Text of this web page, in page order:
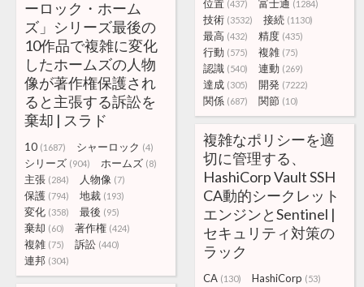
位置 (437) 富士通 (1284)
技術 (3532) 接続 (1130)
最高 (432) 精度 (435)
行動 (575) 複雑 (75)
認識 (540) 連動 (269)
達成 (305) 開発 (7222)
関係 (687) 関節 (10)
ーロック・ホーム
ズ」シリーズ最後の
10作品で複雑に変化
したホームズの人物
像が著作権保護され
ると主張する訴訟を
棄却 | スラド
10 (1687) シャーロック (4)
シリーズ (904) ホームズ (8)
主張 (284) 人物像 (7)
保護 (794) 地裁 (193)
変化 (358) 最後 (95)
棄却 (60) 著作権 (424)
複雑 (75) 訴訟 (440)
連邦 (304)
複雑なポリシーを適
切に管理する、
HashiCorp Vault SSH
CA動的シークレット
エンジンとSentinel |
セキュリティ対策の
ラック
CA (130) HashiCorp (53)